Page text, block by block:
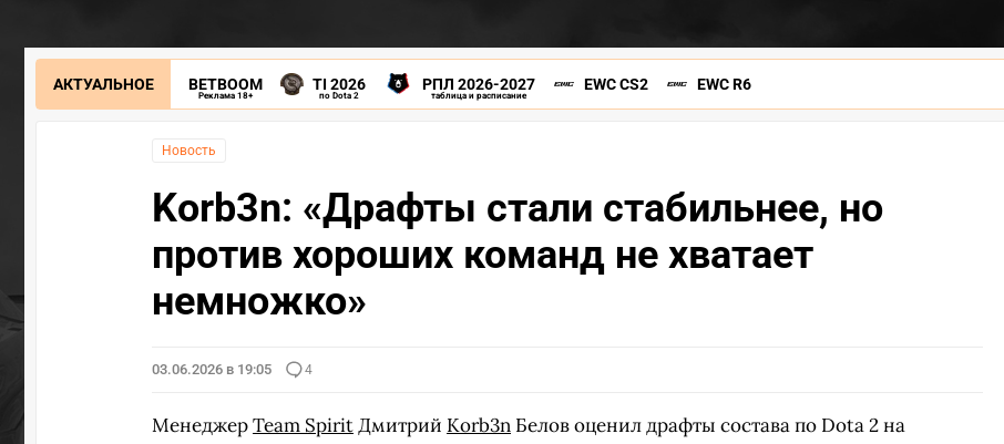
АКТУАЛЬНОЕ BETBOOM
Реклама 18+
TI 2026
по Dota 2
РПЛ 2026-2027
таблица и расписание
EWC CS2 EWC R6
Новость
Korb3n: «Драфты стали стабильнее, но
против хороших команд не хватает
немножко»
03.06.2026 в 19:05 4
МенеджерTeam SpiritДмитрий Korb3n Белов оценил драфты состава по Dota 2 на